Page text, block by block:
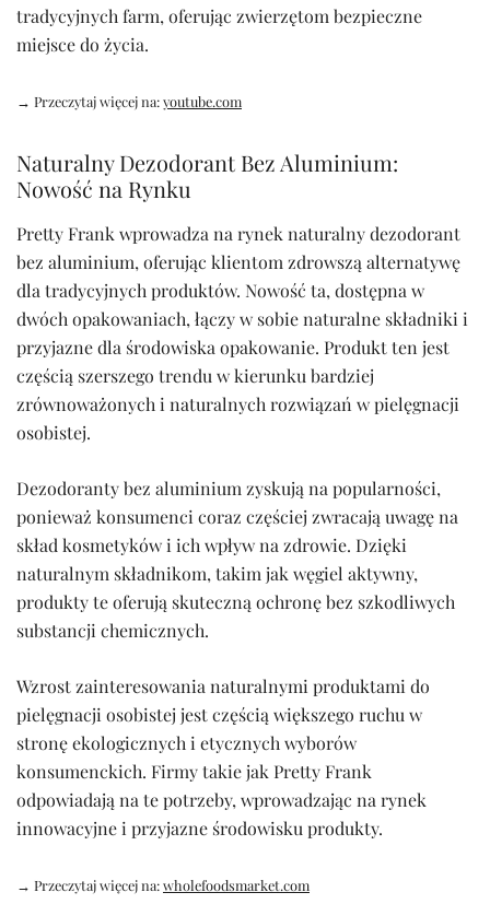
tradycyjnych farm, oferując zwierzętom bezpieczne
miejsce do życia.
→ Przeczytaj więcej na:youtube.com
Naturalny Dezodorant Bez Aluminium:
Nowość na Rynku
Pretty Frank wprowadza na rynek naturalny dezodorant
bez aluminium, oferując klientom zdrowszą alternatywę
dla tradycyjnych produktów. Nowość ta, dostępna w
dwóch opakowaniach, łączy w sobie naturalne składniki i
przyjazne dla środowiska opakowanie. Produkt ten jest
częścią szerszego trendu w kierunku bardziej
zrównoważonych i naturalnych rozwiązań w pielęgnacji
osobistej.
Dezodoranty bez aluminium zyskują na popularności,
ponieważ konsumenci coraz częściej zwracają uwagę na
skład kosmetyków i ich wpływ na zdrowie. Dzięki
naturalnym składnikom, takim jak węgiel aktywny,
produkty te oferują skuteczną ochronę bez szkodliwych
substancji chemicznych.
Wzrost zainteresowania naturalnymi produktami do
pielęgnacji osobistej jest częścią większego ruchu w
stronę ekologicznych i etycznych wyborów
konsumenckich. Firmy takie jak Pretty Frank
odpowiadają na te potrzeby, wprowadzając na rynek
innowacyjne i przyjazne środowisku produkty.
→ Przeczytaj więcej na:wholefoodsmarket.com